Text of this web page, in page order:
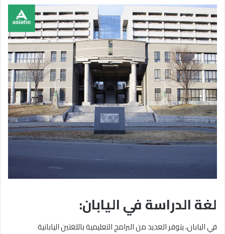
لغة الدراسة في اليابان:
في اليابان، يتوفر العديد من البرامج التعليمية باللغتين اليابانية